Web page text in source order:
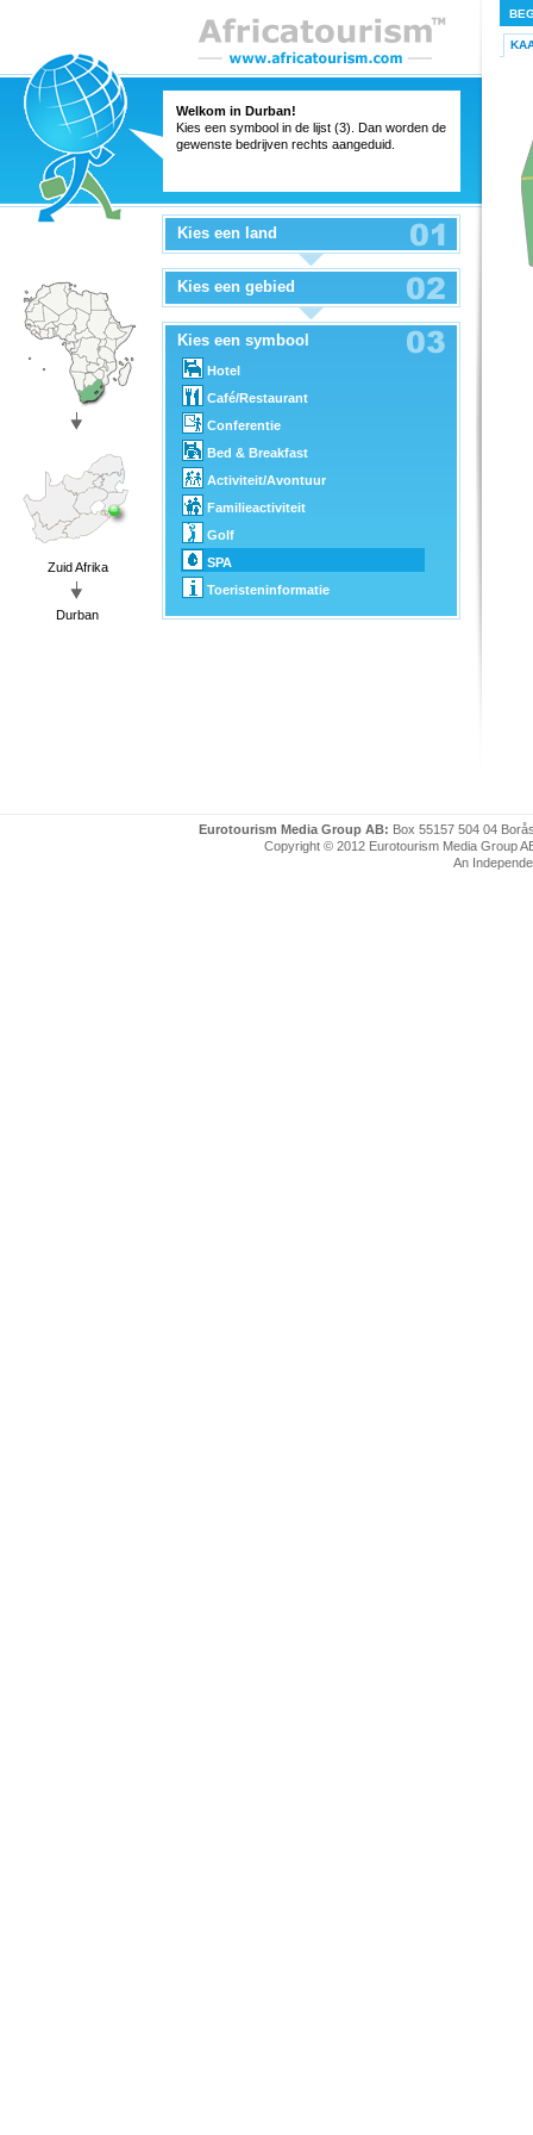
Welkom in Durban!
Kies een symbool in de lijst (3). Dan worden de
gewenste bedrijven rechts aangeduid.
Zuid Afrika
Durban
Kies een land
Kies een gebied
Kies een symbool
Hotel
Café/Restaurant
Conferentie
Bed & Breakfast
Activiteit/Avontuur
Familieactiviteit
Golf
SPA
Toeristeninformatie
Eurotourism Media Group AB: Box 55157 504 04
Copyright © 2012 Eurotourism Media Group
An